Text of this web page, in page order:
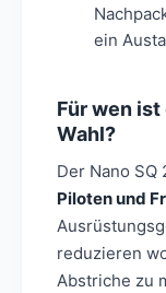
ein
Für wen
Wahl?
Der Nano SQ
Piloten und
reduzieren
Abstriche zu